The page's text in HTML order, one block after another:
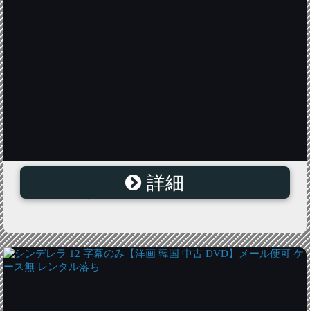
愛してるから 6 字幕のみ【洋画 韓国 中古 DVD】メール
便可 ケース無 レンタル落ち
詳細